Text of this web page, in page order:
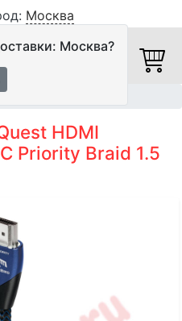
Москва
Москва?
HDMI
Priority Braid 1.5